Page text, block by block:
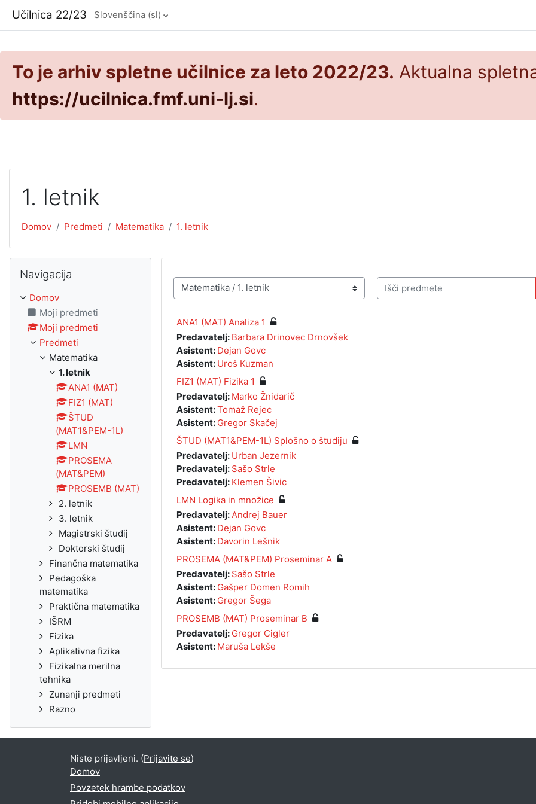
To je arhiv spletne učilnice za leto 2022/23. Aktualna
https://ucilnica.fmf.uni-lj.si.
Učilnica 22/23 Slovenščina ‎(sl)‎
1. letnik
Domov Predmeti Matematika 1. letnik
Kategorije predmetov
Išči predmete
ANA1 (MAT) Analiza 1
Predavatelj: Barbara Drinovec Drnovšek
Asistent: Dejan Govc
Asistent: Uroš Kuzman
FIZ1 (MAT) Fizika 1
Predavatelj: Marko Žnidarič
Asistent:Tomaž Rejec
Asistent: Gregor Skačej
ŠTUD (MAT1&PEM-1L) Splošno o študiju
Predavatelj: Urban Jezernik
Predavatelj: Sašo Strle
Predavatelj: Klemen Šivic
LMN Logika in množice
Predavatelj: Andrej Bauer
Asistent: Dejan Govc
Asistent: Davorin Lešnik
PROSEMA (MAT&PEM) Proseminar A
Predavatelj: Sašo Strle
Asistent: Gašper Domen Romih
Asistent: Gregor Šega
PROSEMB (MAT) Proseminar B
Predavatelj: Gregor Cigler
Asistent: Maruša Lekše
Navigacija
Domov
Moji predmeti
Moji predmeti
Predmeti
Matematika
1. letnik
ANA1 (MAT)
FIZ1 (MAT)
ŠTUD
(MAT1&PEM-1L)
LMN
PROSEMA
(MAT&PEM)
PROSEMB (MAT)
2. letnik
3. letnik
Magistrski študij
Doktorski študij
Finančna matematika
Pedagoška
matematika
Praktična matematika
IŠRM
Fizika
Aplikativna fizika
Fizikalna merilna
tehnika
Zunanji predmeti
Razno
Niste prijavljeni. (Prijavite se)
Domov
Povzetek hrambe podatkov